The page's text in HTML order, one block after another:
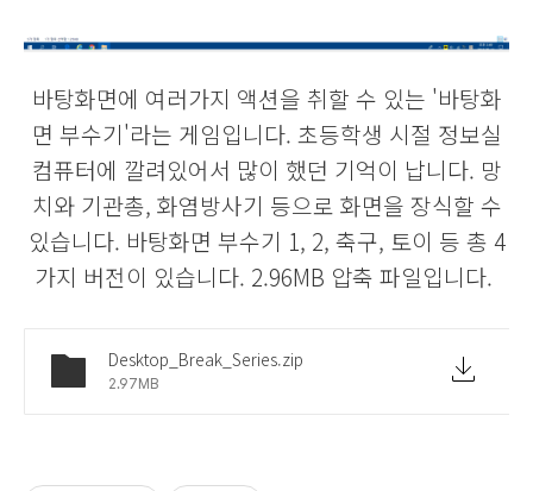
바탕화면에 여러가지 액션을 취할 수 있는 '바탕화
면 부수기'라는 게임입니다. 초등학생 시절 정보실
컴퓨터에 깔려있어서 많이 했던 기억이 납니다. 망
치와 기관총, 화염방사기 등으로 화면을 장식할 수
있습니다. 바탕화면 부수기 1, 2, 축구, 토이 등 총 4
가지 버전이 있습니다. 2.96MB 압축 파일입니다.
Desktop_Break_Series.zip
2.97MB